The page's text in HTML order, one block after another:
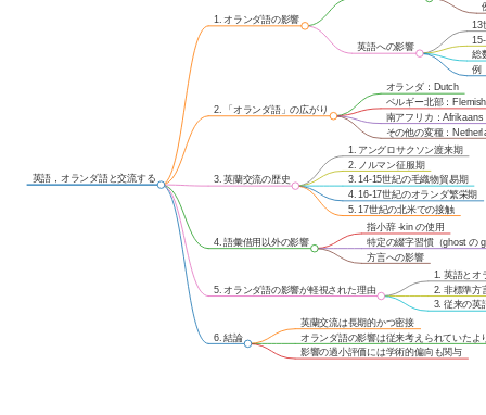
例
総
13
影響の過小評価には学術的偏向も関与
オランダ語の影響は従来考えられていたよ
英蘭交流は長期的かつ密接
3. 従来の英
2. 非標準方
1. 英語とオ
方言への影響
特定の綴字習慣（ghost の
指小辞 -kin の使用
5. 17世紀の北米での接触
4. 16-17世紀のオランダ繁栄期
3. 14-15世紀の毛織物貿易期
2. ノルマン征服期
1. アングロサクソン渡来期
その他の変種：
南アフリカ：Afrikaans
ベルギー北部：Flemish
オランダ：Dutch
英語への影響
6. 結論
5. オランダ語の影響が軽視された理由
4. 語彙借用以外の影響
3. 英蘭交流の歴史
2. 「オランダ語」の広がり
1. オランダ語の影響
英語，オランダ語と交流する